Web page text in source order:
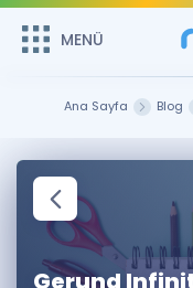
MENÜ
Remzi Hoca ile seni
MENÜ
Çalışma
Kitaplar ve
Ana Sayfa Blog
Gerund